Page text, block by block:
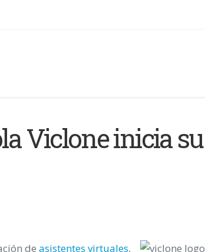
Viclone inicia su
de asistentes virtuales,